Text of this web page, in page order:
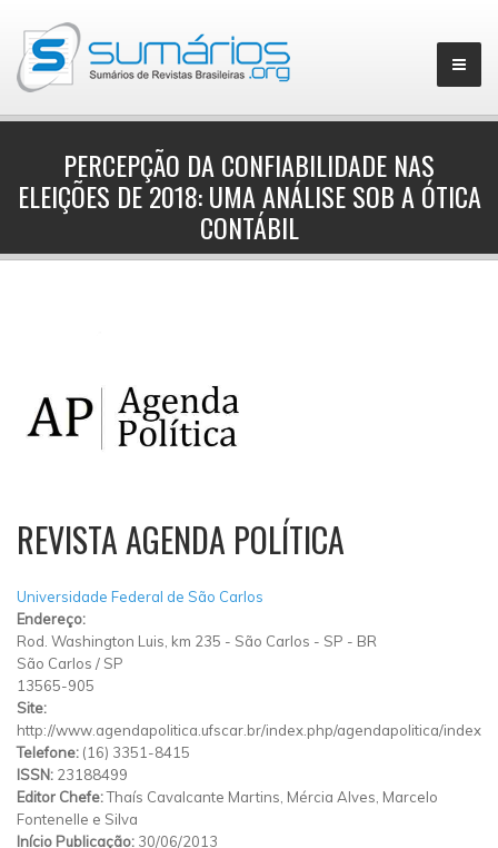
▼
PERCEPÇÃO DA CONFIABILIDADE NAS
ELEIÇÕES DE 2018: UMA ANÁLISE SOB A ÓTICA
CONTÁBIL
REVISTA AGENDA POLÍTICA
Universidade Federal de São Carlos
Endereço:
Rod. Washington Luis, km 235 - São Carlos - SP - BR
São Carlos / SP
13565-905
Site:
http://www.agendapolitica.ufscar.br/index.php/agendapolitica/index
Telefone: (16) 3351-8415
ISSN: 23188499
Editor Chefe:Thaís Cavalcante Martins, Mércia Alves, Marcelo
Fontenelle e Silva
Início Publicação: 30/06/2013